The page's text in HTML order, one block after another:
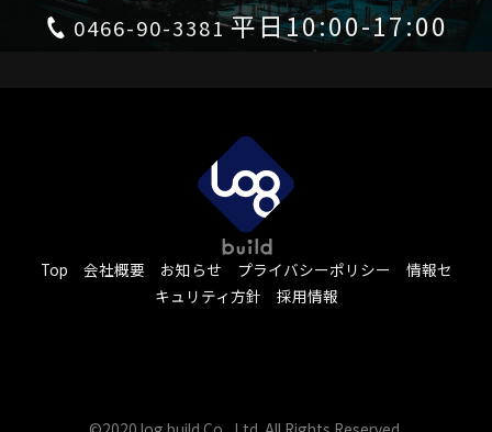
0466-90-3381平日10:00-17:00
Top 会社概要 お知らせ プライバシーポリシー
情報セ
キュリティ方針
採用情報